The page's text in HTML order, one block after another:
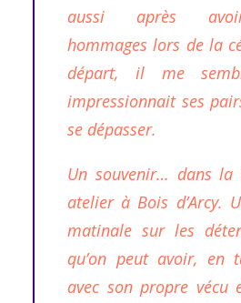
aussi après
hommages lors de la
départ, il me
impressionnait ses
se dépasser.
Un souvenir… dans la
atelier à Bois d’Arcy.
matinale sur les
qu’on peut avoir, en
avec son propre vécu